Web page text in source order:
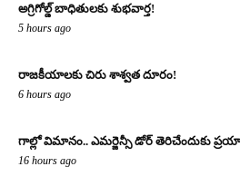
అగ్రిగోల్డ్ బాధితులకు శుభవార్త!
5 hours ago
రాజకీయాలకు చిరు శాశ్వత దూరం!
6 hours ago
గాల్లో విమానం.. ఎమర్జెన్సీ డోర్ తెరిచేందుకు
16 hours ago